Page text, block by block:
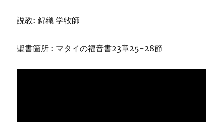
説教: 錦織 学牧師
聖書箇所 : マタイの福音書23章25-28節